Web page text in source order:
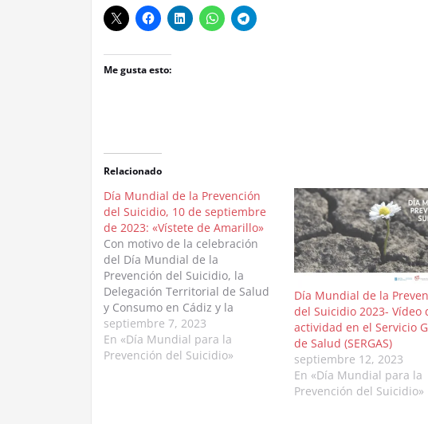
Me gusta esto:
Relacionado
Día Mundial de la Prevención
del Suicidio, 10 de septiembre
de 2023: «Vístete de Amarillo»
Con motivo de la celebración
del Día Mundial de la
Prevención del Suicidio, la
Delegación Territorial de Salud
y Consumo en Cádiz y la
Asociación Papageno crean una
campaña de marketing social
para la concienciación de la
septiembre 7, 2023
En «Día Mundial para la
Prevención del Suicidio»
Día Mundial de la
del Suicidio 2023- Vídeo
actividad en el Servicio
de Salud (SERGAS)
septiembre 12, 2023
En «Día Mundial para la
Prevención del Suicidio»